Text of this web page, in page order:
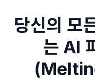
당신의 모
는 AI